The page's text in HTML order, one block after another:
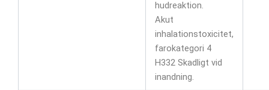
hudreaktion.
Akut
inhalationstoxicitet,
farokategori 4
H332 Skadligt vid
inandning.